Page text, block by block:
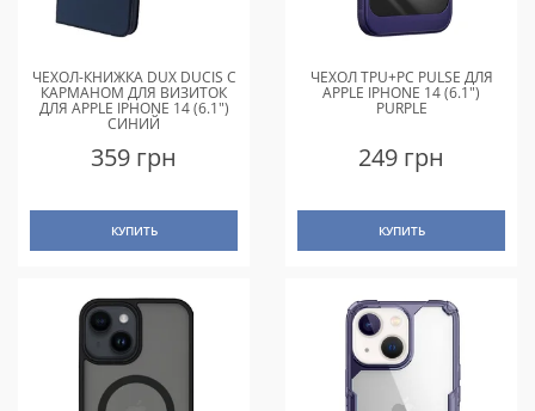
ЧЕХОЛ-КНИЖКА DUX DUCIS С
КАРМАНОМ ДЛЯ ВИЗИТОК
ДЛЯ APPLE IPHONE 14 (6.1")
СИНИЙ
359 грн
КУПИТЬ
ЧЕХОЛ TPU+PC PULSE ДЛЯ
APPLE IPHONE 14 (6.1")
PURPLE
249 грн
КУПИТЬ